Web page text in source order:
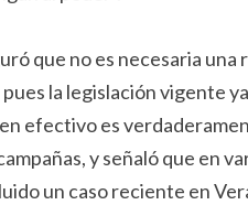
que no es necesaria
la legislación vigente
efectivo es
y señaló que en
un caso reciente en